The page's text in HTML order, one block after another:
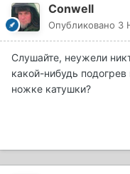
Conwell
Опубликовано 3
Слушайте, неужели
какой-нибудь
ножке катушки?